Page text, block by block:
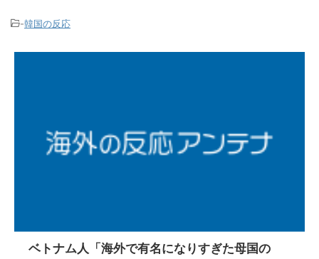
-韓国の反応
ベトナム人「海外で有名になりすぎた母国の